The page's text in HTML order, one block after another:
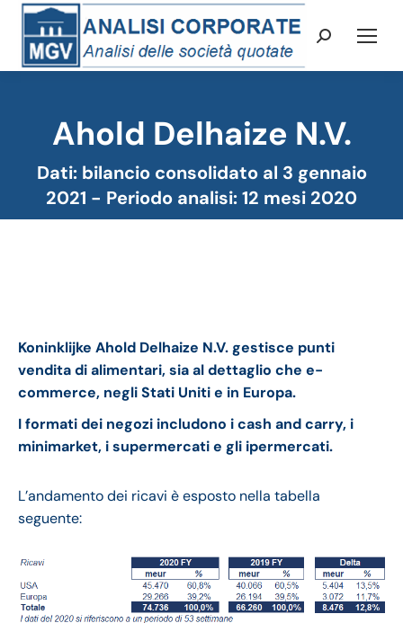
Cerca:
Ahold Delhaize N.V.
Dati: bilancio consolidato al 3 gennaio
2021 - Periodo analisi: 12 mesi 2020
Tu sei qui:
Koninklijke Ahold Delhaize N.V. gestisce punti
vendita di alimentari, sia al dettaglio che e-
commerce, negli Stati Uniti e in Europa.
I formati dei negozi includono i cash and carry, i
minimarket, i supermercati e gli ipermercati.
L’andamento dei ricavi è esposto nella tabella
seguente: